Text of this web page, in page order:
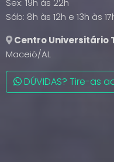
Sex: 19h às 22h
Sáb: 8h às 12h e 13h às
Centro Universitário
Maceió/AL
DÚVIDAS? Tire-as